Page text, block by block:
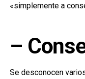
«simplemente a
–
Se desconocen